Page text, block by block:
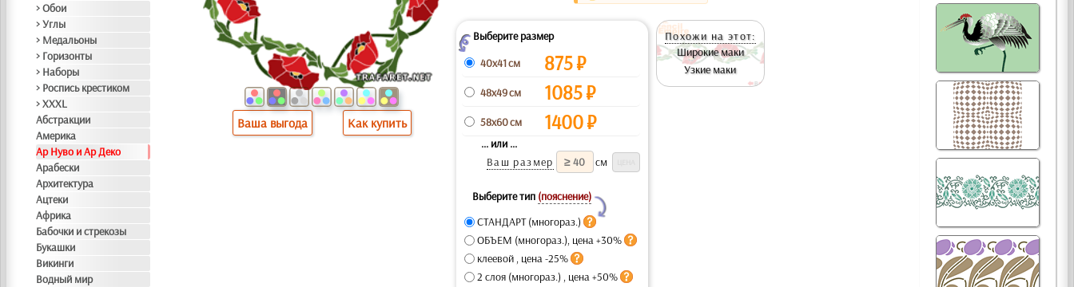
> Обои
> Углы
> Медальоны
> Горизонты
> Наборы
> Роспись крестиком
> XXXL
Абстракции
Америка
Ар Нуво и Ар Деко
Арабески
Архитектура
Ацтеки
Африка
Бабочки и стрекозы
Букашки
Викинги
Водный мир
Ваша выгода Как купить
ZВыберите размер
40x41 см
875₽
48x49 см 1085₽
58x60 см 1400₽
... или ...
Ваш размер
см
Выберите тип (пояснение)
Y
СТАНДАРТ (многораз.)
ОБЪЕМ (многораз.), цена +30%
клеевой , цена -25%
2 слоя (многораз.) , цена +50%
Похожи на этот:
Широкие маки
Узкие маки